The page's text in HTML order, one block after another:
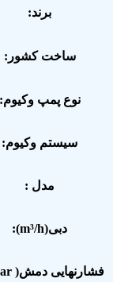
برند:
ساخت کشور:
نوع پمپ وکیوم:
سیستم وکیوم:
مدل :
دبی(m³/h):
فشارنهایی دمش( mbar):